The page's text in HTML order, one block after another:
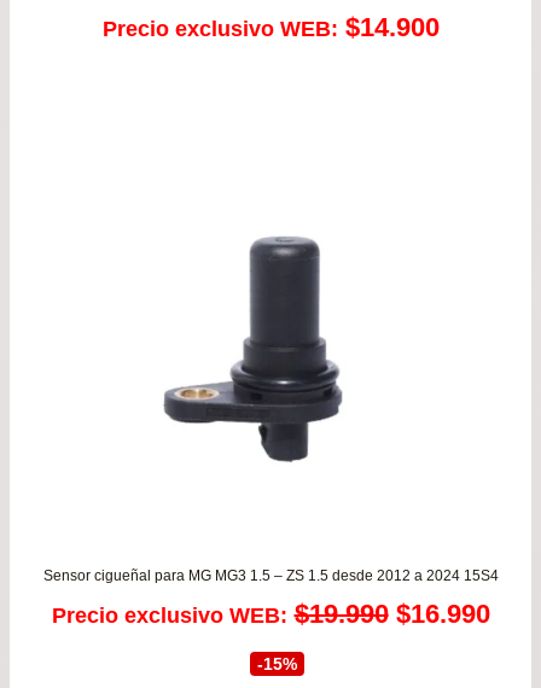
Precio exclusivo WEB: $14.900
Sensor cigueñal para MG MG3 1.5 – ZS 1.5 desde 2012 a 2024 15S4
Precio exclusivo WEB: $19.990 El
$16.990El
-15%